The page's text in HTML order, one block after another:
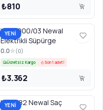
₺810
YENİ
VAC5000/03 Newal
Elektrikli Süpürge
0.0 (0)
Ücretsiz Kargo Son 1 adet!
₺3.362
YENİ
HST682 Newal Saç